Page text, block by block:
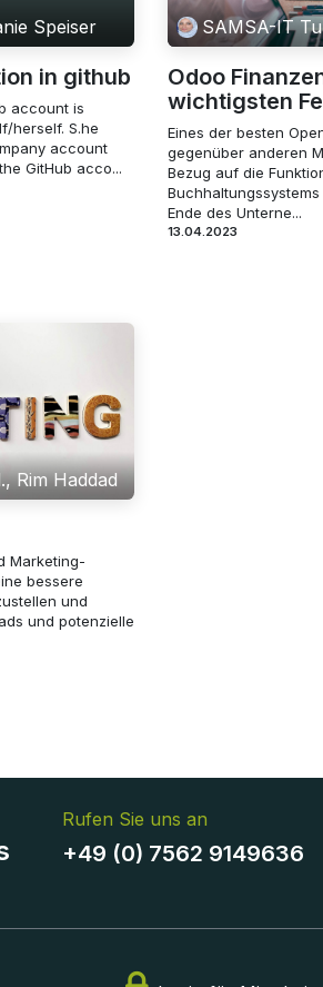
Speiser
in github
account is
herself. S.he
account
GitHub acco...
SAMSA-IT
Odoo
wichtigsten
Eines der besten
gegenüber anderen
Bezug auf die
Ende des Unterne...
13.04.2023
Rim Haddad
Marketing-
bessere
und
und potenzielle
Rufen Sie uns an
+49 (0) 7562 9149636